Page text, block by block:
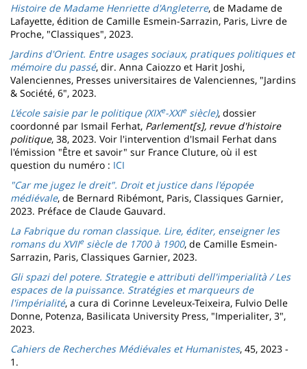
Histoire de Madame Henriette d'Angleterre, de Madame de
Lafayette, édition de Camille Esmein-Sarrazin, Paris, Livre de
Proche, "Classiques", 2023.
Jardins d'Orient. Entre usages sociaux, pratiques politiques et
mémoire du passé, dir. Anna Caiozzo et Harit Joshi,
Valenciennes, Presses universitaires de Valenciennes, "Jardins
& Société, 6", 2023.
L'école saisie par le politique (XIXe-XXIesiècle), dossier
coordonné par Ismail Ferhat, Parlement[s], revue d'histoire
politique, 38, 2023. Voir l'intervention d'Ismail Ferhat dans
l'émission "Être et savoir" sur France Cluture, où il est
question du numéro : ICI
"Car me jugez le dreit". Droit et justice dans l'épopée
médiévale, de Bernard Ribémont, Paris, Classiques Garnier,
2023. Préface de Claude Gauvard.
La Fabrique du roman classique. Lire, éditer, enseigner les
romans du XVIIesiècle de 1700 à 1900, de Camille Esmein-
Sarrazin, Paris, Classiques Garnier, 2023.
Gli spazi del potere. Strategie e attributi dell'imperialità / Les
espaces de la puissance. Stratégies et marqueurs de
l'impérialité, a cura di Corinne Leveleux-Teixeira, Fulvio Delle
Donne, Potenza, Basilicata University Press, "Imperialiter, 3",
2023.
Cahiers de Recherches Médiévales et Humanistes, 45, 2023 -
1. ​​​​